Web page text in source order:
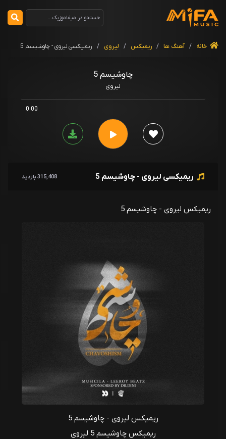
خانه / آهنگ ها / ریمیکس / لیروی / ریمیکسی لیروی - چاوشیسم 5
چاوشیسم 5
لیروی
0:00
ریمیکسی لیروی - چاوشیسم 5 315,408 بازدید
ریمیکس لیروی - چاوشیسم 5
ریمیکس لیروی - چاوشیسم 5
ریمیکس چاوشیسم 5 لیروی